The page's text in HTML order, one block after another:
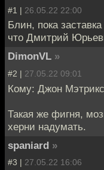
#1 | 26.05.22 22:00
Блин, пока
что Дмитрий
DimonVL »
#2 | 27.05.22 09:01
Кому: Джон
Такая же фигня,
херни надумать.
spaniard »
#3 | 27.05.22 16:06